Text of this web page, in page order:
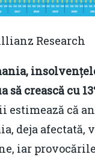
Research
să crească cu
estimează că
deja afectată,
iar provocările